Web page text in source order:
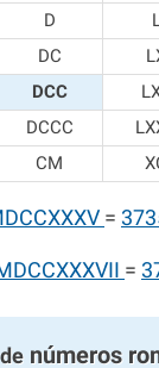
D
DC
DCC
DCCC
CM
=
=
denúmeros